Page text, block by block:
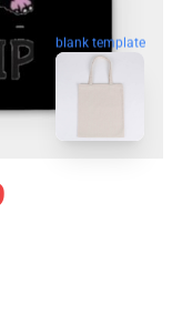
blank template